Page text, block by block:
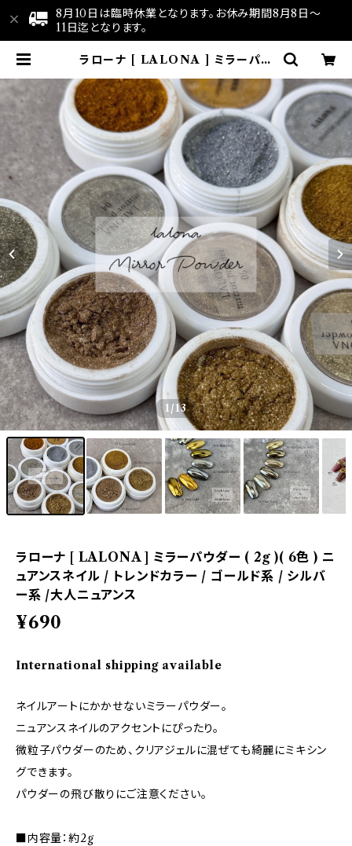
8月10日は臨時休業となります。お休み期間8月8日～
11日迄となります。
ラローナ [ LALONA ] ミラーパウ
/ トレンドカラー / ゴールド系 / シル
バー系 /大人ニュアンス | LALONA
1/13
ラローナ [ LALONA ] ミラーパウダー ( 2g )( 6色 ) ニ
ュアンスネイル / トレンドカラー / ゴールド系 / シルバ
ー系 /大人ニュアンス
¥690
International shipping available
ネイルアートにかかせないミラーパウダー。
ニュアンスネイルのアクセントにぴったり。
微粒子パウダーのため、クリアジェルに混ぜても綺麗にミキシン
グできます。
パウダーの飛び散りにご注意ください。
■内容量：約2g